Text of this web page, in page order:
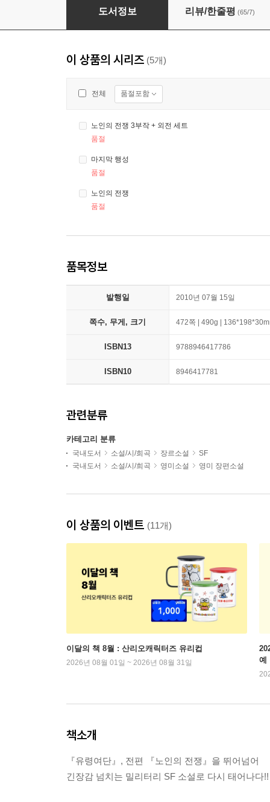
유령여단
도서정보 리뷰/한줄평 (65/7)
이 상품의 시리즈 (5개)
전체 품절포함
노인의 전쟁 3부작 + 외전 세트
품절
마지막 행성
품절
노인의 전쟁
품절
품목정보
발행일 2010년 07월 15일
쪽수, 무게, 크기 472쪽 | 490g |
ISBN13 9788946417786
ISBN10 8946417781
관련분류
카테고리 분류
국내도서 소설/시/희곡 장르소설
SF
국내도서
소설/시/희곡 영미소설 영미 장편소설
이 상품의 이벤트 (11개)
이달의 책 8월 : 산리오캐릭터즈 유리컵
2026년 08월 01일 ~ 2026년 08월 31일
예
책소개
『유령여단』, 전편 『노인의 전쟁』을 뛰어넘어
긴장감 넘치는 밀리터리 SF 소설로 다시 태어나다!!